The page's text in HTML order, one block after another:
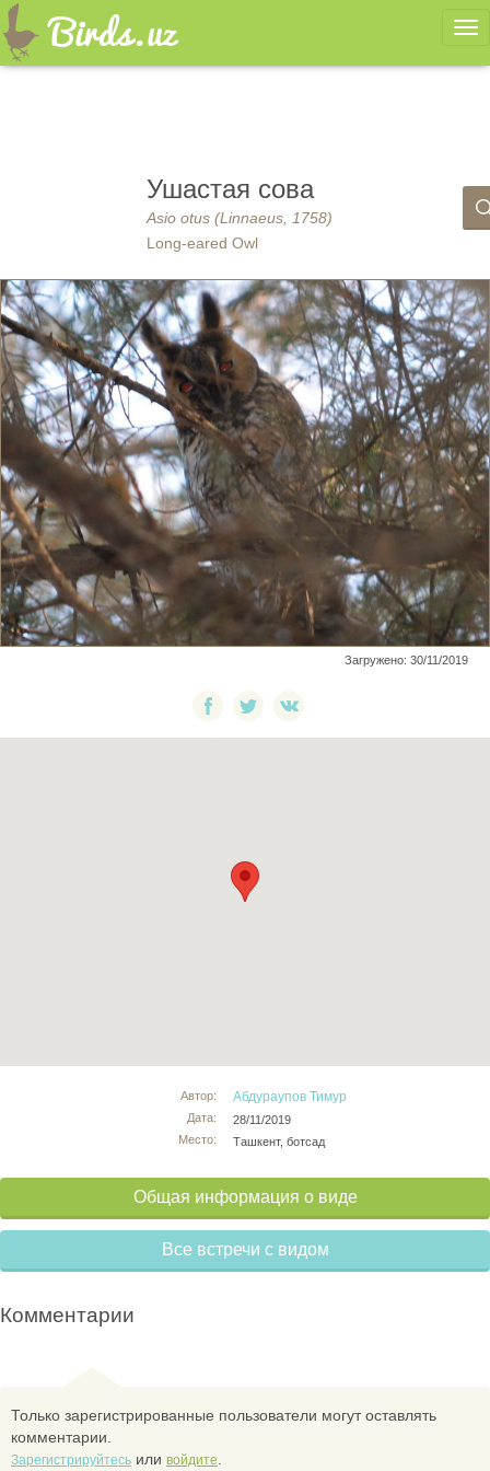
Ушастая сова
Asio otus (Linnaeus, 1758)
Long-eared Owl
Загружено: 30/11/2019
Автор:
Дата:
Место:
Абдураупов Тимур
28/11/2019
Ташкент, ботсад
Общая информация о виде
Все встречи с видом
Комментарии
Только зарегистрированные пользователи могут оставлять
комментарии.
Зарегистрируйтесь или войдите